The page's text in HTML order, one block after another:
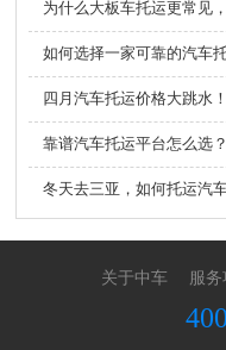
如何选择一家可靠的汽车
靠谱汽车托运平台怎么选
冬天去三亚，如何托运汽
关于中车 服务